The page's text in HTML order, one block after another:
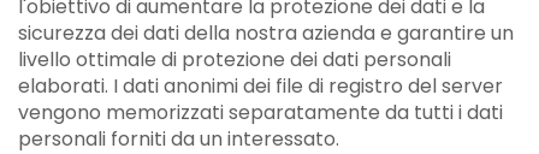
l'obiettivo di aumentare la protezione dei dati e la
sicurezza dei dati della nostra azienda e garantire un
livello ottimale di protezione dei dati personali
elaborati. I dati anonimi dei file di registro del server
vengono memorizzati separatamente da tutti i dati
personali forniti da un interessato.